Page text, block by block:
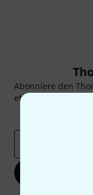
Abonniere den
etwas Glück einen
Inspirierende